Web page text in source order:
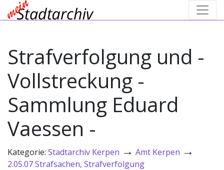
Strafverfolgung und -
Vollstreckung -
Sammlung Eduard
Vaessen -
Kategorie: Stadtarchiv Kerpen → Amt Kerpen →
2.05.07 Strafsachen, Strafverfolgung